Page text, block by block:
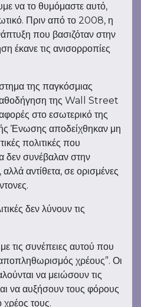
να το θυμόμαστε αυτό,
Πριν από το 2008, η
που βασιζόταν στην
έκανε τις ανισορροπίες
της παγκόσμιας
της Wall Street
στο εσωτερικό της
Ένωσης αποδείχθηκαν μη
πολιτικές που
δεν συνέβαλαν στην
αντίθετα, σε ορισμένες
δεν λύνουν τις
τις συνέπειες αυτού που
χρέους”. Οι
να μειώσουν τις
να αυξήσουν τους φόρους
χρέος τους.